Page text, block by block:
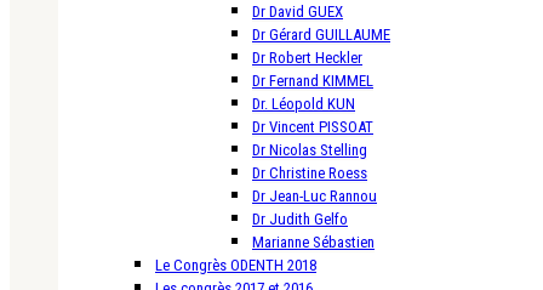
Dr David GUEX
Dr Gérard GUILLAUME
Dr Robert Heckler
Dr Fernand KIMMEL
Dr. Léopold KUN
Dr Vincent PISSOAT
Dr Nicolas Stelling
Dr Christine Roess
Dr Jean-Luc Rannou
Dr Judith Gelfo
Marianne Sébastien
Le Congrès ODENTH 2018